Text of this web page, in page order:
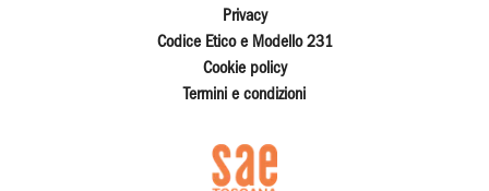
Privacy
Codice Etico e Modello 231
Cookie policy
Termini e condizioni